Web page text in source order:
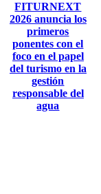
FITURNEXT
2026 anuncia los
primeros
ponentes con el
foco en el papel
del turismo en la
gestión
responsable del
agua